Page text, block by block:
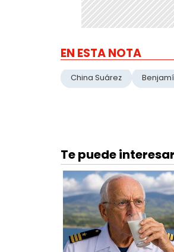
EN ESTA NOTA
China Suárez